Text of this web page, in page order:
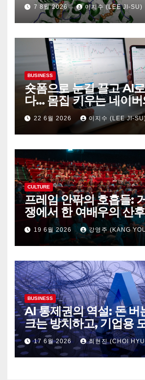
7 8월 2026 이지수 (LEE JI-SU)
BUSINESS
숏폼으로 눈길 끌고 AI
다… 몸집 키우는 네이버
생태계
22 6월 2026 이지수 (LEE JI-
CULTURE
프레임 안팎의 호흡들:
쟁에서 한 여배우의 산
지19 6월 2026 강영주 (KANG
BUSINESS
AI 통제권의 역설: 돈 버
크는 방치하고, 기업용
루아침에 셧다운
17 6월 2026 최현진 (CHOI